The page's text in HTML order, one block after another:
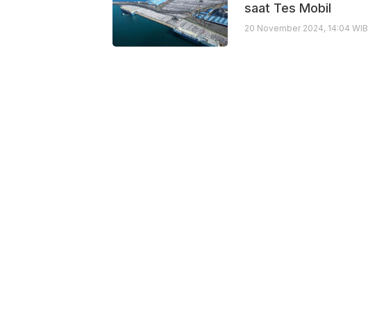
saat Tes Mobil
20 November 2024, 14:04 WIB